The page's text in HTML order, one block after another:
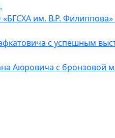
им. В.Р.
с успешным
Аюровича с бронзовой